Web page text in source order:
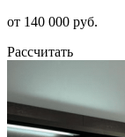
от 140 000 руб.
Рассчитать